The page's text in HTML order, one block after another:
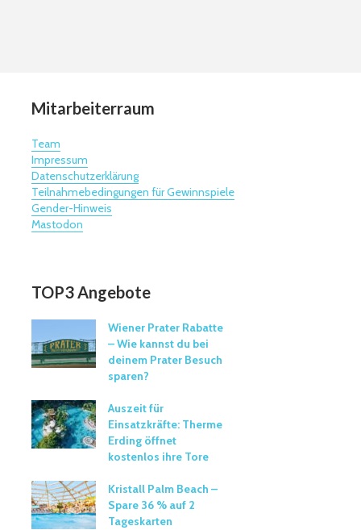
Mitarbeiterraum
Team
Impressum
Datenschutzerklärung
Teilnahmebedingungen für Gewinnspiele
Gender-Hinweis
Mastodon
TOP3 Angebote
Wiener Prater Rabatte
– Wie kannst du bei
deinem Prater Besuch
sparen?
Auszeit für
Einsatzkräfte: Therme
Erding öffnet
kostenlos ihre Tore
Kristall Palm Beach –
Spare 36 % auf 2
Tageskarten